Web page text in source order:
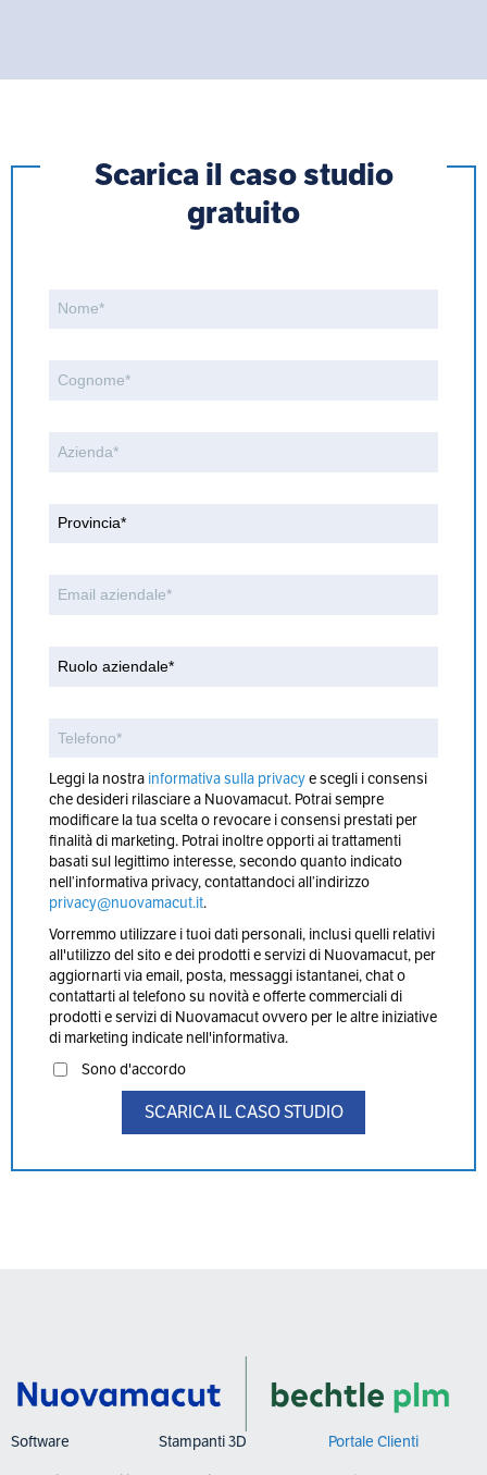
Scarica il caso studio
gratuito
Leggi la nostra informativa sulla privacye scegli i consensi
che desideri rilasciare a Nuovamacut. Potrai sempre
modificare la tua scelta o revocare i consensi prestati per
finalità di marketing. Potrai inoltre opporti ai trattamenti
basati sul legittimo interesse, secondo quanto indicato
nell’informativa privacy, contattandoci all’indirizzo
privacy@nuovamacut.it.
Vorremmo utilizzare i tuoi dati personali, inclusi quelli relativi
all'utilizzo del sito e dei prodotti e servizi di Nuovamacut, per
aggiornarti via email, posta, messaggi istantanei, chat o
contattarti al telefono su novità e offerte commerciali di
prodotti e servizi di Nuovamacut ovvero per le altre iniziative
di marketing indicate nell'informativa.
Sono d'accordo
Software Stampanti 3D Portale Clienti